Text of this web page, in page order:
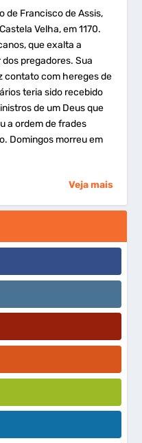
de Francisco de Assis,
Velha, em 1170.
que exalta a
pregadores. Sua
contato com hereges de
teria sido recebido
de um Deus que
a ordem de frades
Domingos morreu em
Veja mais